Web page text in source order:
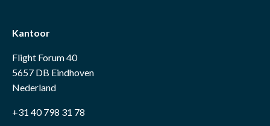
Kantoor
Flight Forum 40
5657 DB Eindhoven
Nederland
+31 40 798 31 78